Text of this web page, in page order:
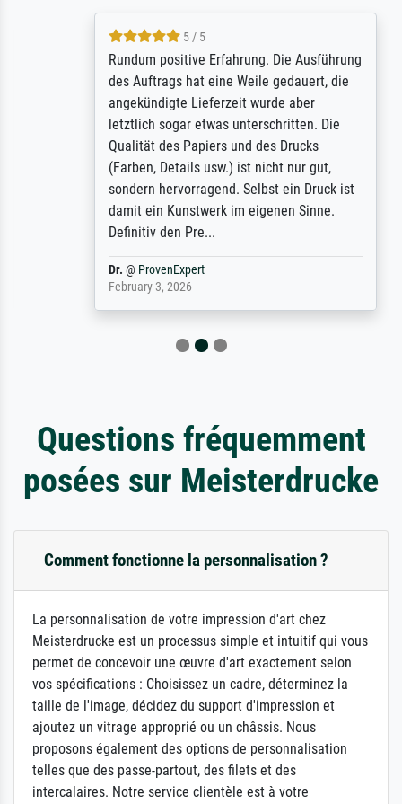
5 / 5
Rundum positive Erfahrung. Die Ausführung
des Auftrags hat eine Weile gedauert, die
angekündigte Lieferzeit wurde aber
letztlich sogar etwas unterschritten. Die
Qualität des Papiers und des Drucks
(Farben, Details usw.) ist nicht nur gut,
sondern hervorragend. Selbst ein Druck ist
damit ein Kunstwerk im eigenen Sinne.
Definitiv den Pre...
ProvenExpert
February 3, 2026
Questions fréquemment
posées sur Meisterdrucke
Comment fonctionne la personnalisation ?
La personnalisation de votre impression d'art chez
Meisterdrucke est un processus simple et intuitif qui vous
permet de concevoir une œuvre d'art exactement selon
vos spécifications : Choisissez un cadre, déterminez la
taille de l'image, décidez du support d'impression et
ajoutez un vitrage approprié ou un châssis. Nous
proposons également des options de personnalisation
telles que des passe-partout, des filets et des
intercalaires. Notre service clientèle est à votre